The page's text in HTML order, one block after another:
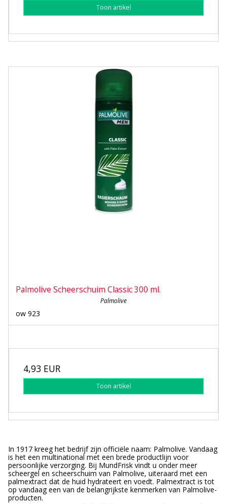
Toon artikel
Palmolive Scheerschuim Classic 300 ml.
Palmolive
ow 923
4,93 EUR
Toon artikel
In 1917 kreeg het bedrijf zijn officiële naam: Palmolive. Vandaag
is het een multinational met een brede productlijn voor
persoonlijke verzorging. Bij MundFrisk vindt u onder meer
scheergel en scheerschuim van Palmolive, uiteraard met een
palmextract dat de huid hydrateert en voedt. Palmextract is tot
op vandaag een van de belangrijkste kenmerken van Palmolive-
producten.